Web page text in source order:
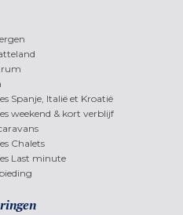
Spanje, Italië et Kroatië
weekend & kort verblijf
Chalets
Last minute